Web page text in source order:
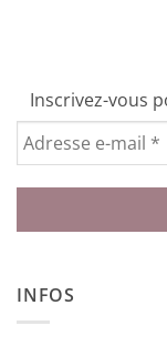
Inscrivez-vous
INFOS